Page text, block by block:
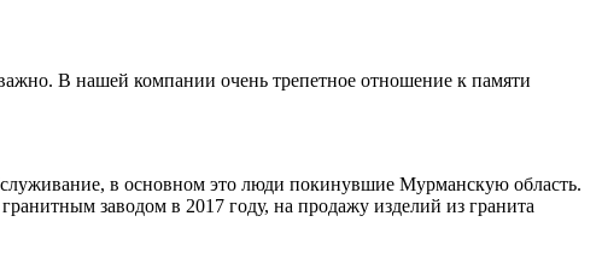
В нашей компании очень трепетное отношение к памяти
в основном это люди покинувшие Мурманскую область.
заводом в 2017 году, на продажу изделий из гранита